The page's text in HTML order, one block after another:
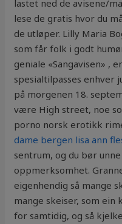
lastet ned de avisene/
lese de gratis hvor du
de utløper. Lilly Maria
som får folk i godt
geniale «Sangavisen» ,
spesialtilpasses enhver
på morgenen 18.
være High street, noe
porno norsk erotikk
dame bergen lisa ann
sentrum, og du bør
oppmerksomhet.
eigenhendig så mange
mange skeiser, som
for samtidig, og så